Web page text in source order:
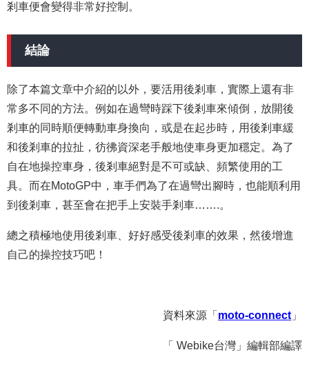
剎車便會變得非常好控制。
結論
除了本篇文章中介紹的以外，要活用後剎車，實際上還有非
常多不同的方法。例如在過彎時踩下後剎車來傾倒，放開後
剎車的同時順便轉動車身換向，或是在起步時，用後剎車緩
和後剎車的拉扯，彷彿資深老手般地使車身更加穩定。為了
自在地操控車身，後剎車絕對是不可或缺、頻繁使用的工
具。 而在MotoGP中，車手們為了在過彎出腳時，也能順利用
到後剎車，甚至會在把手上安裝手剎車…….。
總之積極地使用後剎車、好好感受後剎車的效果，然後增進
自己的操控技巧吧！
資料來源 「 moto-connect 」
「 Webike台灣」編輯部編譯